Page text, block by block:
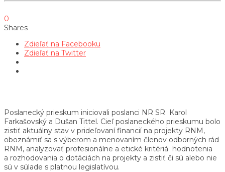
0
Shares
Zdieľať na Facebooku
Zdieľať na Twitter
Poslanecký prieskum iniciovali poslanci NR SR Karol
Farkašovský a Dušan Tittel. Cieľ poslaneckého prieskumu bolo
zistiť aktuálny stav v prideľovaní financií na projekty RNM,
oboznámiť sa s výberom a menovaním členov odborných rád
RNM, analyzovať profesionálne a etické kritériá hodnotenia
a rozhodovania o dotáciách na projekty a zistiť či sú alebo nie
sú v súlade s platnou legislatívou.